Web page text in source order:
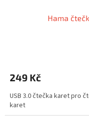
Hama
249 Kč
USB 3.0 čtečka karet pro
karet